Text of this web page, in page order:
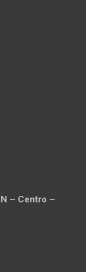
– Centro –